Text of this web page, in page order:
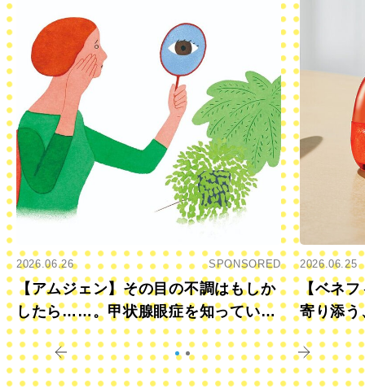
2026.06.26 SPONSORED
【アムジェン】その目の不調はもしか
したら……。甲状腺眼症を知っていま
すか？
2026.06.25
【ベネフ
寄り添う
きに